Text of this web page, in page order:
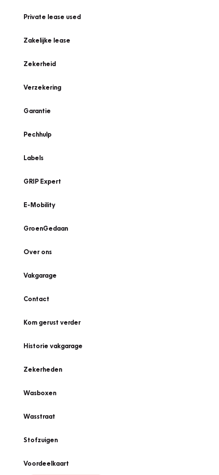
Private lease used
Zakelijke lease
Zekerheid
Verzekering
Garantie
Pechhulp
Labels
GRIP Expert
E-Mobility
GroenGedaan
Over ons
Vakgarage
Contact
Kom gerust verder
Historie vakgarage
Zekerheden
Wasboxen
Wasstraat
Stofzuigen
Voordeelkaart